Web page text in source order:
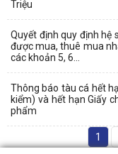
Triệu
Quyết định quy định hệ
được mua, thuê mua
các khoản 5, 6...
Thông báo tàu cá hết
kiểm) và hết hạn Giấy
phẩm
1